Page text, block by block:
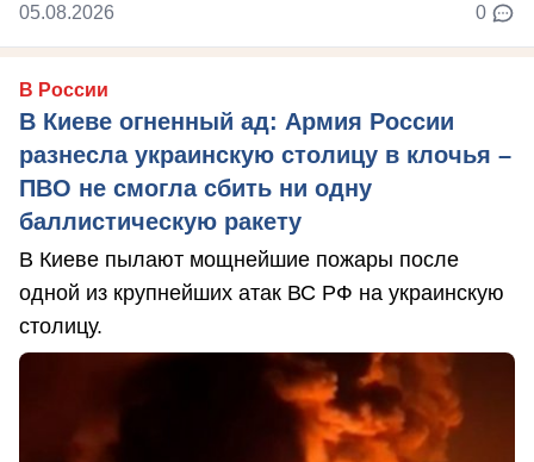
05.08.2026 0
В России
В Киеве огненный ад: Армия России
разнесла украинскую столицу в клочья –
ПВО не смогла сбить ни одну
баллистическую ракету
В Киеве пылают мощнейшие пожары после
одной из крупнейших атак ВС РФ на украинскую
столицу.